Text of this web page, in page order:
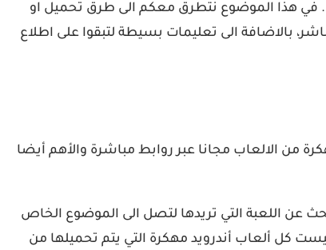
في هذا الموضوع نتطرق معكم الى طرق تحميل او
بالاضافة الى تعليمات بسيطة لتبقوا على اطلاع
من الالعاب مجانا عبر روابط مباشرة والأهم أيضا
عن اللعبة التي تريدها لتصل الى الموضوع الخاص
كل ألعاب أندرويد مهكرة التي يتم تحميلها من